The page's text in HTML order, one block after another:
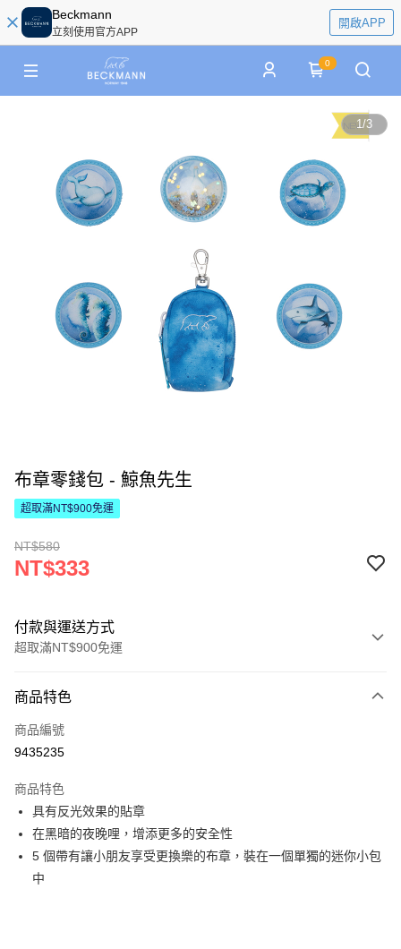
Beckmann
立刻使用官方APP
開啟APP
0
1/3
布章零錢包 - 鯨魚先生
超取滿NT$900免運
NT$580
NT$333
付款與運送方式
超取滿NT$900免運
信用卡一次付款
LINE Pay
Hami Point
相關說明
「Hami Point」為中華電信所提供之點數服務，可於會員專區綁定中華電信
會員帳號後，即可在購物車使用 Hami Point 折抵消費金額 (1點等於1元)。
ATM付款
商品特色
商品編號
9435235
商品特色
具有反光效果的貼章
在黑暗的夜晚哩，增添更多的安全性
5 個帶有讓小朋友享受更換樂的布章，裝在一個單獨的迷你小包
中